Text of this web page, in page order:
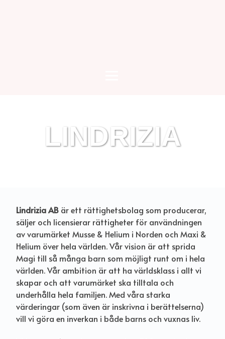
LINDRIZIA
Lindrizia AB är ett rättighetsbolag som producerar,
säljer och licensierar rättigheter för användningen
av varumärket Musse & Helium i Norden och Maxi &
Helium över hela världen. Vår vision är att sprida
Magi till så många barn som möjligt runt om i hela
världen. Vår ambition är att ha världsklass i allt vi
skapar och att varumärket ska tilltala och
underhålla hela familjen. Med våra starka
värderingar (som även är inskrivna i berättelserna)
vill vi göra en inverkan i både barns och vuxnas liv.